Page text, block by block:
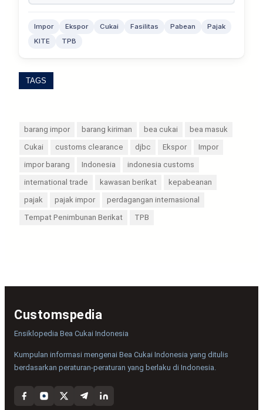
Impor Ekspor Cukai Fasilitas Pabean
Pajak
KITE
TPB
TAGS
barang impor barang kiriman bea cukai
bea masuk
Cukai
customs clearance djbc Ekspor
Impor
impor barang
Indonesia
indonesia customs
international trade
kawasan berikat
kepabeanan
pajak
pajak impor
perdagangan internasional
Tempat Penimbunan Berikat
TPB
Customspedia
Ensiklopedia Bea Cukai Indonesia
Kumpulan informasi mengenai Bea Cukai Indonesia yang ditulis
berdasarkan peraturan-peraturan yang berlaku di Indonesia.